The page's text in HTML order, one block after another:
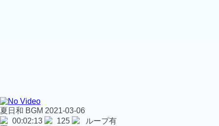
夏日和 BGM 2021-03-06
00:02:13
125
ループ有